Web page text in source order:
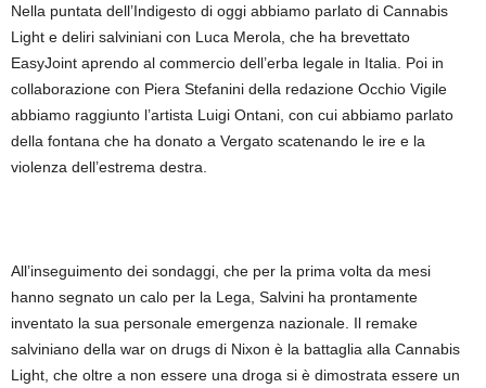
Nella puntata dell’Indigesto di oggi abbiamo parlato di Cannabis
Light e deliri salviniani con Luca Merola, che ha brevettato
EasyJoint aprendo al commercio dell’erba legale in Italia. Poi in
collaborazione con Piera Stefanini della redazione Occhio Vigile
abbiamo raggiunto l’artista Luigi Ontani, con cui abbiamo parlato
della fontana che ha donato a Vergato scatenando le ire e la
violenza dell’estrema destra.
All’inseguimento dei sondaggi, che per la prima volta da mesi
hanno segnato un calo per la Lega, Salvini ha prontamente
inventato la sua personale emergenza nazionale. Il remake
salviniano della war on drugs di Nixon è la battaglia alla Cannabis
Light, che oltre a non essere una droga si è dimostrata essere un